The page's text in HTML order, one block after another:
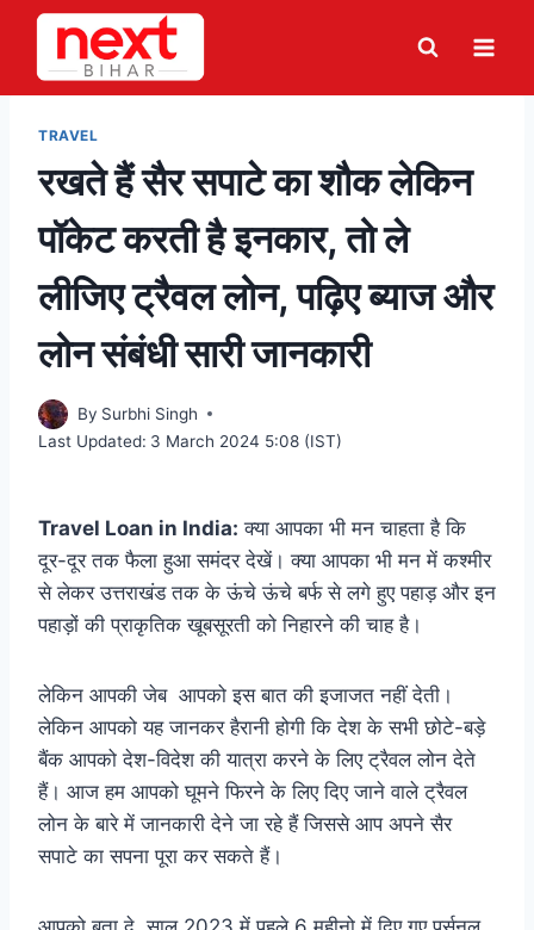
Skip
content
TRAVEL
रखते हैं सैर सपाटे का शौक लेकिन
पॉकेट करती है इनकार, तो ले
लीजिए ट्रैवल लोन, पढ़िए ब्याज और
लोन संबंधी सारी जानकारी
By Surbhi Singh
Last Updated: 3 March 2024 5:08 (IST)
Travel Loan in India: क्या आपका भी मन चाहता है कि
दूर-दूर तक फैला हुआ समंदर देखें। क्या आपका भी मन में कश्मीर
से लेकर उत्तराखंड तक के ऊंचे ऊंचे बर्फ से लगे हुए पहाड़ और इन
पहाड़ों की प्राकृतिक खूबसूरती को निहारने की चाह है।
लेकिन आपकी जेब आपको इस बात की इजाजत नहीं देती।
लेकिन आपको यह जानकर हैरानी होगी कि देश के सभी छोटे-बड़े
बैंक आपको देश-विदेश की यात्रा करने के लिए ट्रैवल लोन देते
हैं। आज हम आपको घूमने फिरने के लिए दिए जाने वाले ट्रैवल
लोन के बारे में जानकारी देने जा रहे हैं जिससे आप अपने सैर
सपाटे का सपना पूरा कर सकते हैं।